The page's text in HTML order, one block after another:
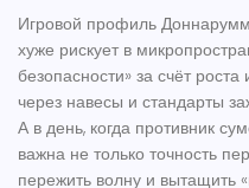
Игровой профиль
хуже рискует в
безопасности» за счёт
через навесы и стандарты
А в день, когда противник
важна не только точность
пережить волну и вытащить